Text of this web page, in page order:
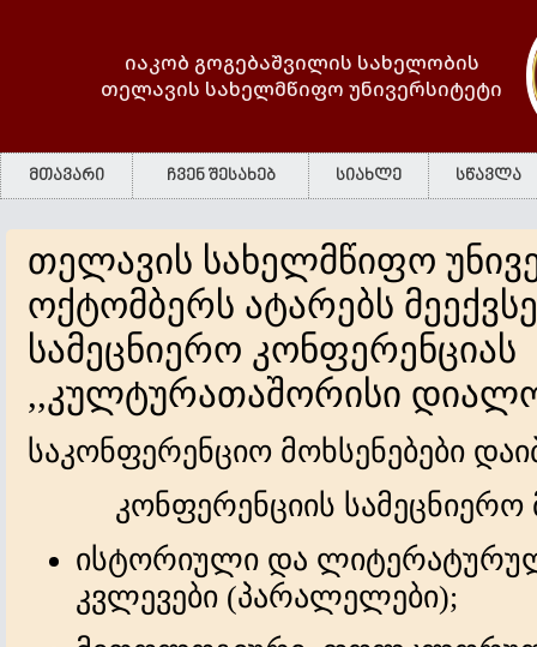
იაკობ გოგებაშვილის სახელობის
თელავის სახელმწიფო უნივერსიტეტი
მთავარი ჩვენ შესახებ სიახლე სწავლა
თელავის სახელმწიფო
ოქტომბერს ატარებს
სამეცნიერო კონფერენციას
,,კულტურათაშორისი
საკონფერენციო მოხსენებები
კონფერენციის
ისტორიული და
კვლევები (პარალელები);